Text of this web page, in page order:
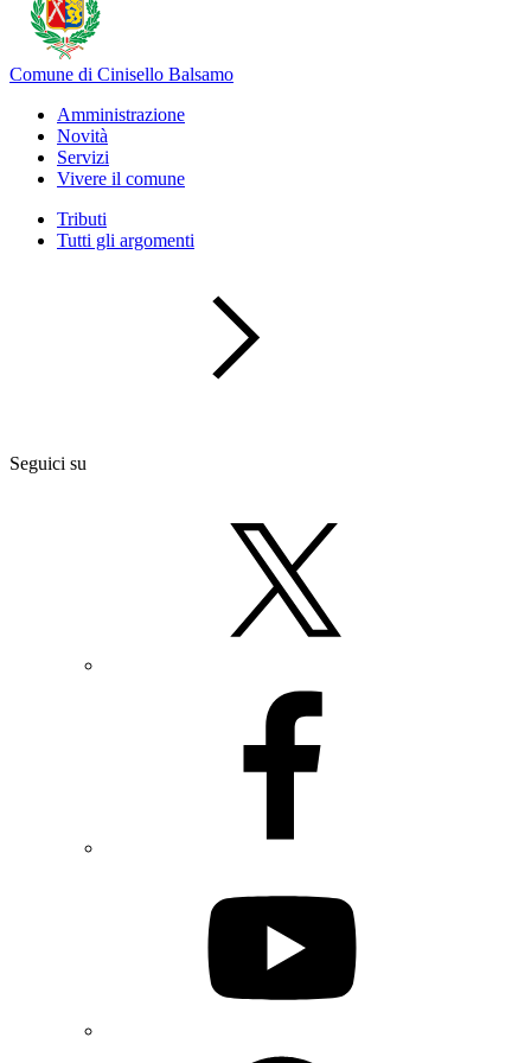
Comune di Cinisello Balsamo
Amministrazione
Novità
Servizi
Vivere il comune
Tributi
Tutti gli argomenti
Seguici su